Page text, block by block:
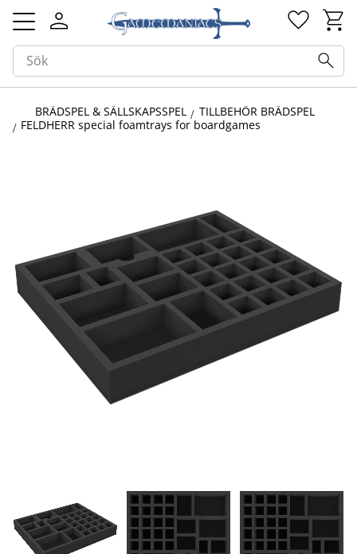
Meny
BRÄDSPEL & SÄLLSKAPSSPEL
TILLBEHÖR BRÄDSPEL
FELDHERR special foamtrays for boardgames